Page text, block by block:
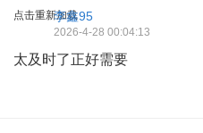
点击重新加载
李鑫95
2026-4-28 00:04:13
太及时了正好需要